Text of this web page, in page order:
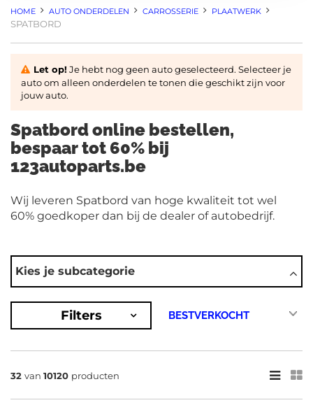
HOME AUTO ONDERDELEN CARROSSERIE PLAATWERK
SPATBORD
Let op! Je hebt nog geen auto geselecteerd. Selecteer je
auto om alleen onderdelen te tonen die geschikt zijn voor
jouw auto.
Spatbord online bestellen,
bespaar tot 60% bij
123autoparts.be
Wij leveren Spatbord van hoge kwaliteit tot wel
60% goedkoper dan bij de dealer of autobedrijf.
AUTOMERKEN
Alfa Romeo
Toon meer
Kies je subcategorie
Filters
32 van 10120 producten